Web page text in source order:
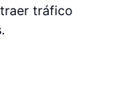
tráfico